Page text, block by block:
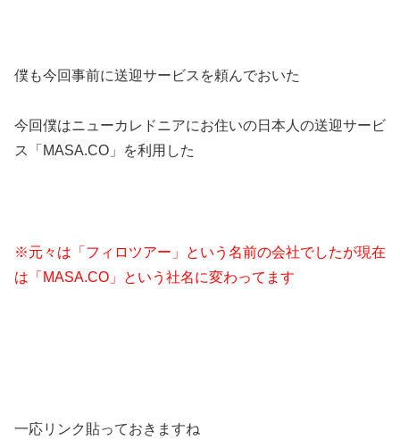
僕も今回事前に送迎サービスを頼んでおいた
今回僕はニューカレドニアにお住いの日本人の送迎サービ
ス「MASA.CO」を利用した
※元々は「フィロツアー」という名前の会社でしたが現在
は「MASA.CO」という社名に変わってます
一応リンク貼っておきますね